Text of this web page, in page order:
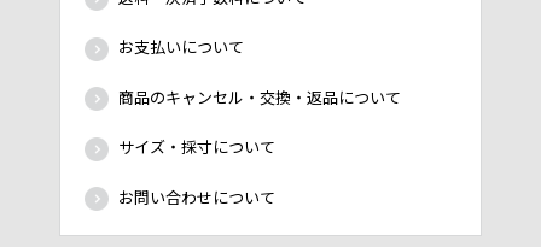
お支払いについて
商品のキャンセル・交換・返品について
サイズ・採寸について
お問い合わせについて